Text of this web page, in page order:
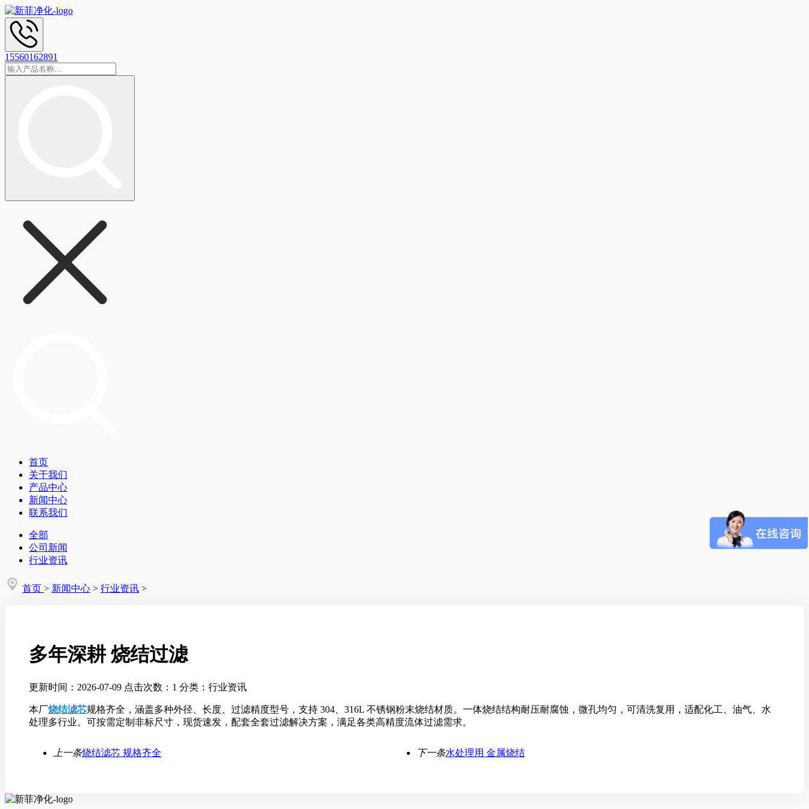
15560162891
首页
关于我们
产品中心
新闻中心
联系我们
全部
公司新闻
行业资讯
首页 > 新闻中心 > 行业资讯 >
多年深耕 烧结过滤
更新时间：2026-07-09 点击次数：1 分类：行业资讯
本厂烧结滤芯规格齐全，涵盖多种外径、长度、过滤精度型号，支持 304、316L 不锈钢粉末烧结材质。一体烧结结构耐压耐腐蚀，微孔均匀，可清洗复用，适配化工、油气、水
处理多行业。可按需定制非标尺寸，现货速发，配套全套过滤解决方案，满足各类高精度流体过滤需求。
上一条烧结滤芯 规格齐全 下一条水处理用 金属烧结